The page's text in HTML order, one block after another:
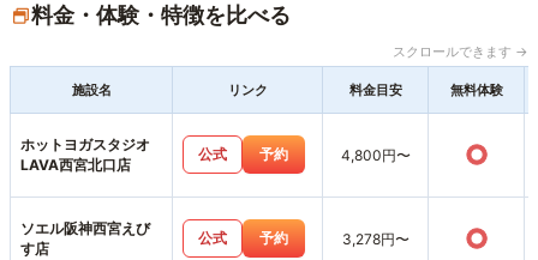
料金・体験・特徴を比べる
スクロールできます →
施設名 リンク 料金目安 無料体験
ホットヨガスタジオ
LAVA西宮北口店
公式 予約 4,800円〜 ○
ソエル阪神西宮えび
す店
公式 予約 3,278円〜 ○